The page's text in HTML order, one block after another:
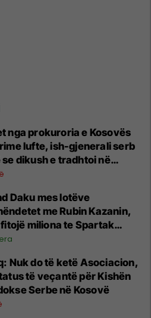
nga prokuroria e Kosovës
lufte, ish-gjenerali serb
dikush e tradhtoi në
Daku mes lotëve
me Rubin Kazanin,
miliona te Spartak
Nuk do të ketë Asociacion,
të veçantë për Kishën
Serbe në Kosovë